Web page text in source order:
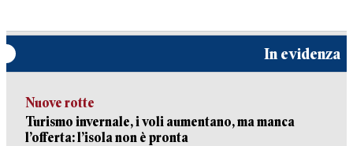
In evidenza
Nuove rotte
Turismo invernale, i voli aumentano, ma manca
l’offerta: l’isola non è pronta